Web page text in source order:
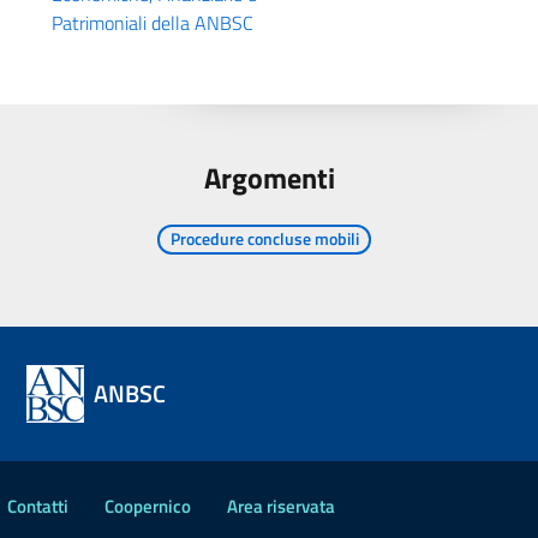
Patrimoniali della ANBSC
Argomenti
Procedure concluse mobili
ANBSC
Contatti Coopernico Area riservata